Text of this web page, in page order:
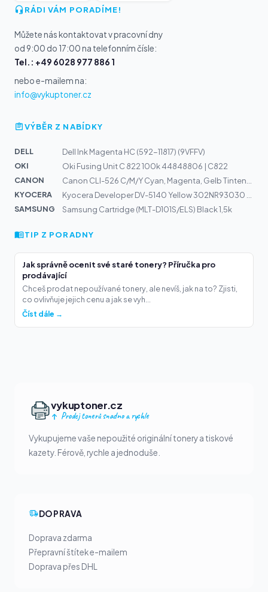
RÁDI VÁM PORADÍME!
Můžete nás kontaktovat v pracovní dny
od 9:00 do 17:00 na telefonním čísle:
Tel.: +49 6028 977 886 1
nebo e-mailem na:
info@vykuptoner.cz
VÝBĚR Z NABÍDKY
DELL
Dell Ink Magenta HC (592-11817) (9VFFV)
OKI
Oki Fusing Unit C 822 100k 44848806 | C822
CANON
Canon CLI-526 C/M/Y Cyan, Magenta, Gelb Tintenpatrone (...
KYOCERA
Kyocera Developer DV-5140 Yellow 302NR93030 | P6130cdn,...
SAMSUNG
Samsung Cartridge (MLT-D101S/ELS) Black 1,5k
TIP Z PORADNY
Jak správně ocenit své staré tonery? Příručka pro
prodávající
Chceš prodat nepoužívané tonery, ale nevíš, jak na to? Zjisti,
co ovlivňuje jejich cenu a jak se vyh...
Číst dále →
vykuptoner.cz
Prodej tonerů snadno a rychle
Vykupujeme vaše nepoužité originální tonery a tiskové
kazety. Férově, rychle a jednoduše.
DOPRAVA
Doprava zdarma
Přepravní štítek e-mailem
Doprava přes DHL